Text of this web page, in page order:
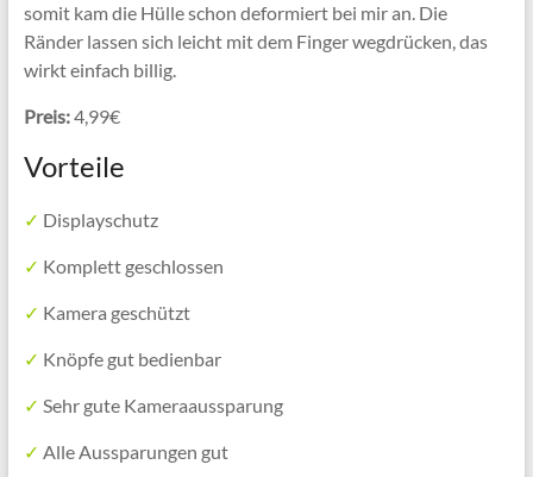
somit kam die Hülle schon deformiert bei mir an. Die
Ränder lassen sich leicht mit dem Finger wegdrücken, das
wirkt einfach billig.
Preis:4,99€
Vorteile
✓ Displayschutz
✓ Komplett geschlossen
✓ Kamera geschützt
✓ Knöpfe gut bedienbar
✓ Sehr gute Kameraaussparung
✓ Alle Aussparungen gut